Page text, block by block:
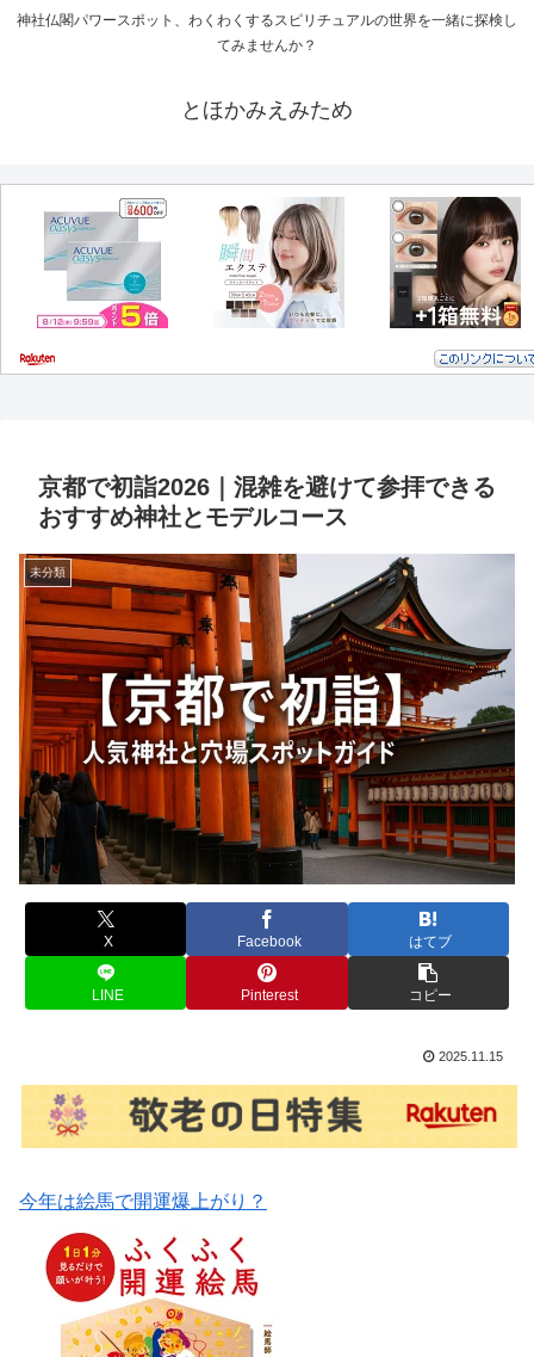
神社仏閣パワースポット、わくわくするスピリチュアルの世界を一緒に探検し
てみませんか？
とほかみえみため
京都で初詣2026｜混雑を避けて参拝できる
おすすめ神社とモデルコース
未分類
X Facebook はてブ
LINE Pinterest コピー
2025.11.15
今年は絵馬で開運爆上がり？